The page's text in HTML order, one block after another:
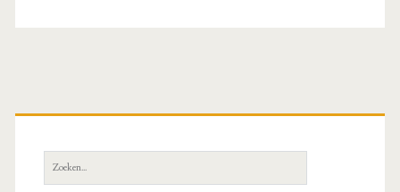
Primaire
zijbalk
Zoeken
naar: